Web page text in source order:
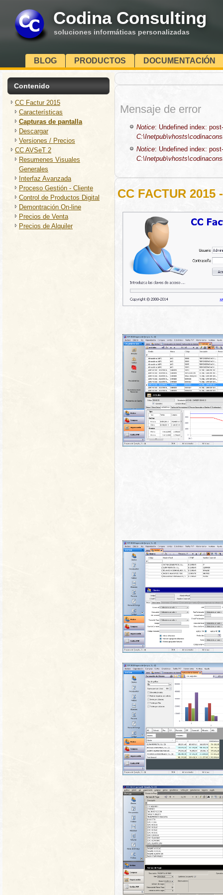
Codina Consulting
soluciones informáticas personalizadas
BLOG PRODUCTOS DOCUMENTACIÓN
Contenido
CC Factur 2015
Características
Capturas de pantalla
Descargar
Versiones / Precios
CC AVSeT 2
Resumenes Visuales
Generales
Interfaz Avanzada
Proceso Gestión - Cliente
Control de Productos Digital
Demontración On-line
Precios de Venta
Precios de Alquiler
Mensaje de error
Notice: Undefined index:
Notice: Undefined index:
CC FACTUR 2015